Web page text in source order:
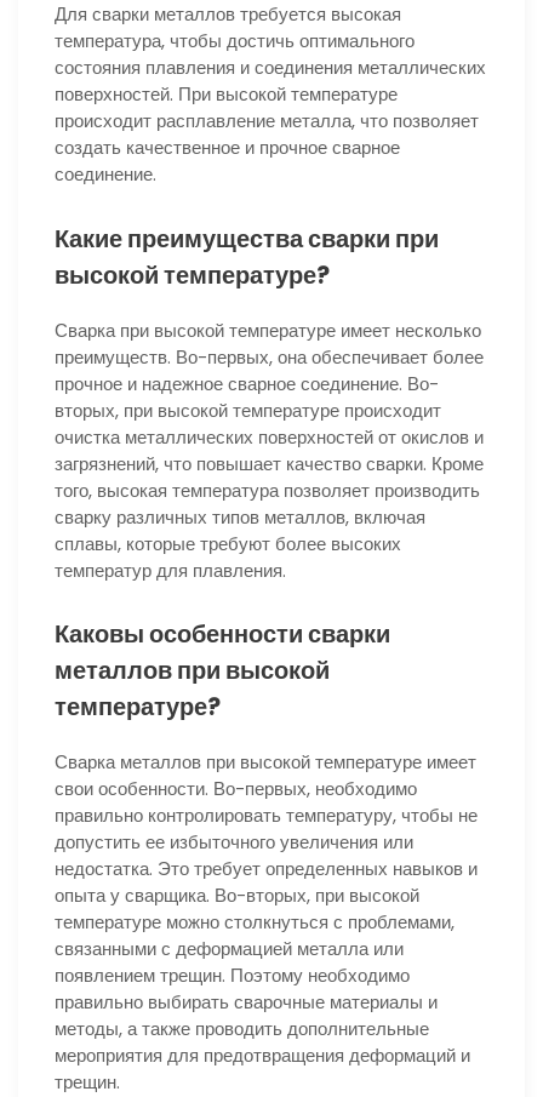
Для сварки металлов требуется высокая
температура, чтобы достичь оптимального
состояния плавления и соединения металлических
поверхностей. При высокой температуре
происходит расплавление металла, что позволяет
создать качественное и прочное сварное
соединение.
Какие преимущества сварки при
высокой температуре?
Сварка при высокой температуре имеет несколько
преимуществ. Во-первых, она обеспечивает более
прочное и надежное сварное соединение. Во-
вторых, при высокой температуре происходит
очистка металлических поверхностей от окислов и
загрязнений, что повышает качество сварки. Кроме
того, высокая температура позволяет производить
сварку различных типов металлов, включая
сплавы, которые требуют более высоких
температур для плавления.
Каковы особенности сварки
металлов при высокой
температуре?
Сварка металлов при высокой температуре имеет
свои особенности. Во-первых, необходимо
правильно контролировать температуру, чтобы не
допустить ее избыточного увеличения или
недостатка. Это требует определенных навыков и
опыта у сварщика. Во-вторых, при высокой
температуре можно столкнуться с проблемами,
связанными с деформацией металла или
появлением трещин. Поэтому необходимо
правильно выбирать сварочные материалы и
методы, а также проводить дополнительные
мероприятия для предотвращения деформаций и
трещин.